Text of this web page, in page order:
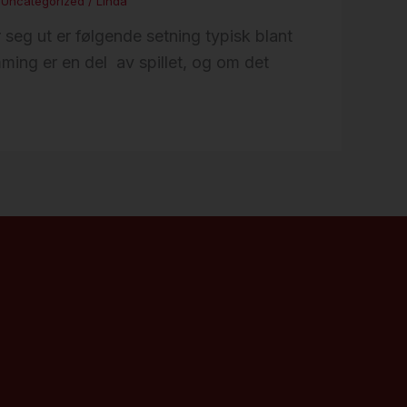
ut er følgende setning typisk blant
er en del av spillet, og om det